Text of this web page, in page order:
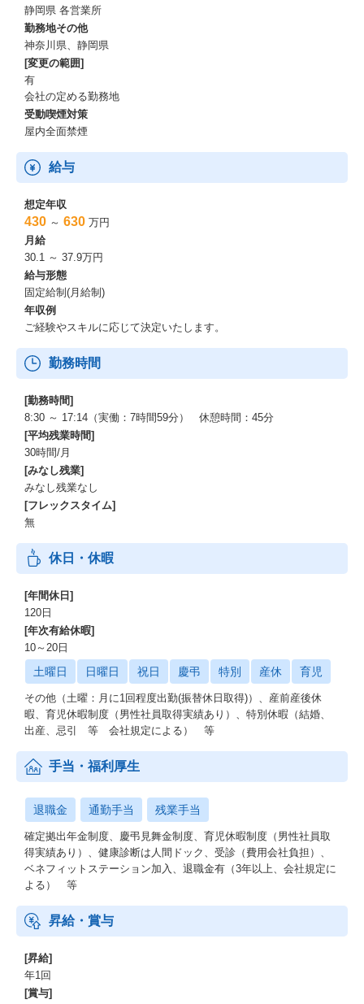
静岡県 各営業所
勤務地その他
神奈川県、静岡県
[変更の範囲]
有
会社の定める勤務地
受動喫煙対策
屋内全面禁煙
給与
想定年収
430 ～ 630 万円
月給
30.1 ～ 37.9万円
給与形態
固定給制(月給制)
年収例
ご経験やスキルに応じて決定いたします。
勤務時間
[勤務時間]
8:30 ～ 17:14（実働：7時間59分） 休憩時間：45分
[平均残業時間]
30時間/月
[みなし残業]
みなし残業なし
[フレックスタイム]
無
休日・休暇
[年間休日]
120日
[年次有給休暇]
10～20日
土曜日 日曜日 祝日 慶弔 特別 産休 育児
その他（土曜：月に1回程度出勤(振替休日取得)）、産前産後休
暇、育児休暇制度（男性社員取得実績あり）、特別休暇（結婚、
出産、忌引 等 会社規定による） 等
手当・福利厚生
退職金 通勤手当 残業手当
確定拠出年金制度、慶弔見舞金制度、育児休暇制度（男性社員取
得実績あり）、健康診断は人間ドック、受診（費用会社負担）、
ベネフィットステーション加入、退職金有（3年以上、会社規定に
よる） 等
昇給・賞与
[昇給]
年1回
[賞与]